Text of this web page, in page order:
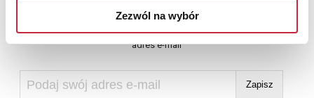
Zezwól na wybór
Newsletter
Aby otrzymywać informacje o nowych aukcjach, prosimy podać
adres e-mail